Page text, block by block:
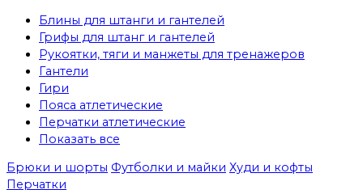
Блины для штанги и гантелей
Грифы для штанг и гантелей
Рукоятки, тяги и манжеты для тренажеров
Гантели
Гири
Пояса атлетические
Перчатки атлетические
Показать все
Брюки и шорты Футболки и майки Худи и кофты
Перчатки